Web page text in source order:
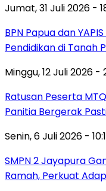
Jumat, 31 Juli 2026 -
BPN Papua dan
Pendidikan di Tanah
Minggu, 12 Juli 2026 -
Ratusan Peserta
Panitia Bergerak
Senin, 6 Juli 2026 -
SMPN 2 Jayapura
Ramah, Perkuat